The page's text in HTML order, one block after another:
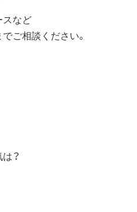
スなど
ご相談ください。
？